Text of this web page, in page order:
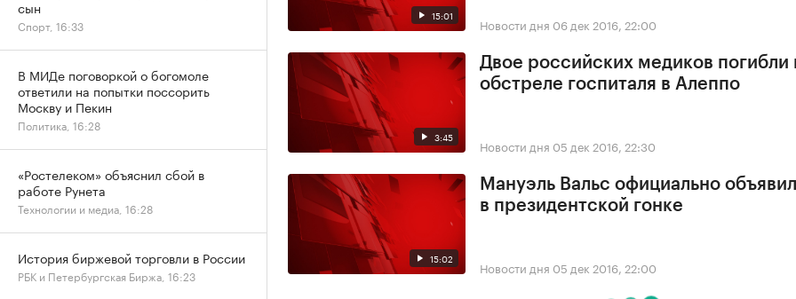
15:01 Новости дня 06 дек 2016, 22:00
3:45
Двое российских медиков погибли
обстреле госпиталя в Алеппо
Новости дня 05 дек 2016, 22:30
15:02
Мануэль Вальс официально
в президентской гонке
Новости дня 05 дек 2016, 22:00
сын
Спорт, 16:33
В МИДе поговоркой о богомоле
ответили на попытки поссорить
Москву и Пекин
Политика, 16:28
«Ростелеком» объяснил сбой в
работе Рунета
Технологии и медиа, 16:28
История биржевой торговли в России
РБК и Петербургская Биржа, 16:23